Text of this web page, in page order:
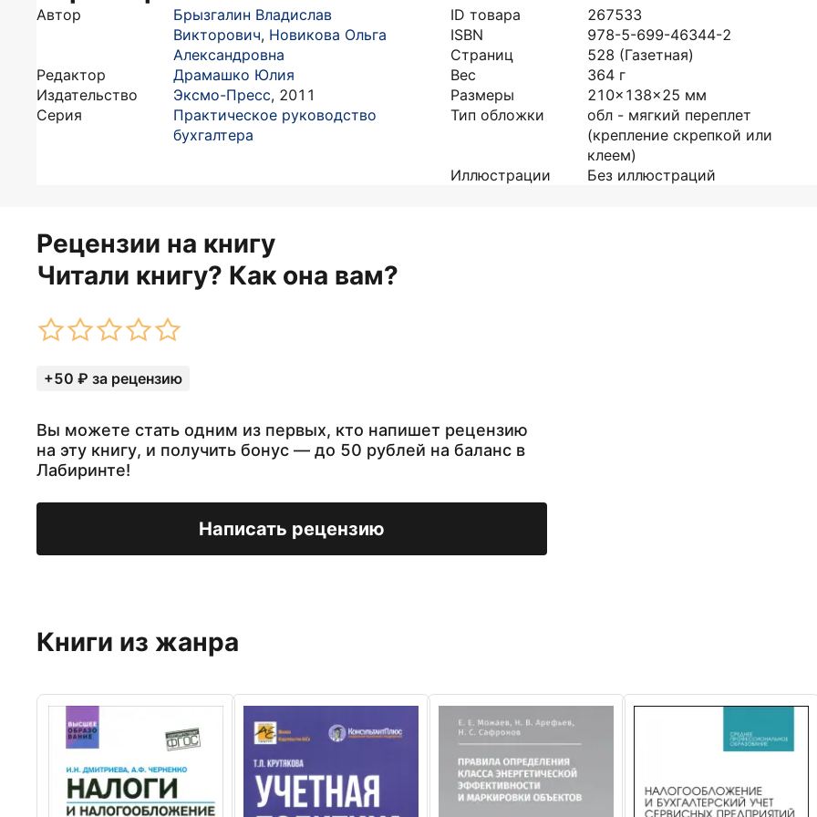
Автор
Брызгалин Владислав
Викторович, Новикова Ольга
Александровна
Редактор
Драмашко Юлия
Издательство
Эксмо-Пресс, 2011
Серия
Практическое руководство
бухгалтера
ID товара
267533
ISBN
978-5-699-46344-2
Страниц
528 (Газетная)
Вес
364 г
Размеры
210x138x25 мм
Тип обложки
обл - мягкий переплет
(крепление скрепкой или
клеем)
Иллюстрации
Без иллюстраций
Рецензии на книгу
Читали книгу? Как она вам?
+50 ₽ за рецензию
Вы можете стать одним из первых, кто напишет рецензию
на эту книгу, и получить бонус — до 50 рублей на баланс в
Лабиринте!
Написать рецензию
Книги из жанра